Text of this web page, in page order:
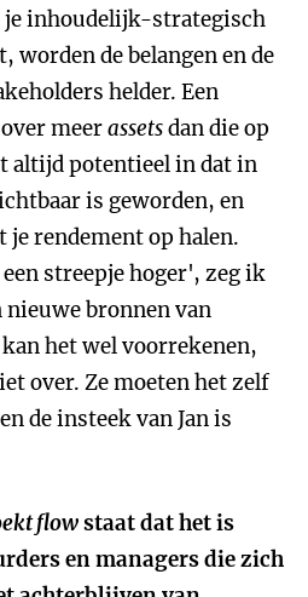
je inhoudelijk-strategisch
worden de belangen en de
helder. Een
meerassetsdan die op
altijd potentieel in dat in
is geworden, en
je rendement op halen.
streepje hoger', zeg ik
bronnen van
het wel voorrekenen,
over. Ze moeten het zelf
de insteek van Jan is
flowstaat dat het is
en managers die zich